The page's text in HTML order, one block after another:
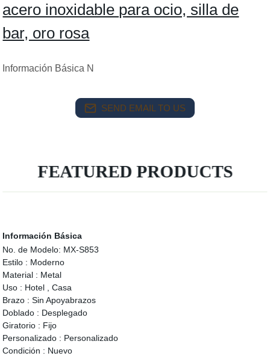
acero inoxidable para ocio, silla de
bar, oro rosa
Información Básica N
SEND EMAIL TO US
FEATURED PRODUCTS
Información Básica
No. de Modelo: MX-S853
Estilo : Moderno
Material : Metal
Uso : Hotel , Casa
Brazo : Sin Apoyabrazos
Doblado : Desplegado
Giratorio : Fijo
Personalizado : Personalizado
Condición : Nuevo